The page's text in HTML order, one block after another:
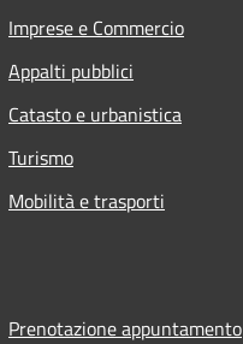
Imprese e Commercio
Appalti pubblici
Catasto e urbanistica
Turismo
Mobilità e trasporti
Prenotazione appuntamento